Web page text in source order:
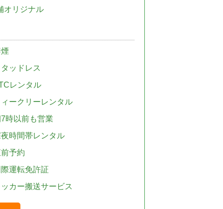
オリジナル
ッドレス
レンタル
ークリーレンタル
時以前も営業
時間帯レンタル
予約
運転免許証
カー搬送サービス